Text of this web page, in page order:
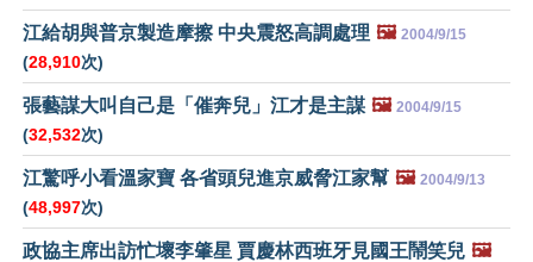
江給胡與普京製造摩擦 中央震怒高調處理 🖼️ 2004/9/15
(28,910次)
張藝謀大叫自己是「催奔兒」江才是主謀 🖼️ 2004/9/15
(32,532次)
江驚呼小看溫家寶 各省頭兒進京威脅江家幫 🖼️ 2004/9/13
(48,997次)
政協主席出訪忙壞李肇星 賈慶林西班牙見國王鬧笑兒 🖼️